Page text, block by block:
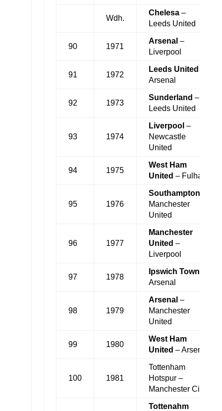
Wdh.
Chelesa–
Leeds United
90 1971
Arsenal –
Liverpool
91 1972
Leeds United
Arsenal
92 1973
Sunderland –
Leeds United
93 1974
Liverpool –
Newcastle
United
94 1975
West Ham
United – Fulham
95 1976
Southampton
Manchester
United
96 1977
Manchester
United –
Liverpool
97 1978
pswich Town
Arsenal
98 1979
Arsenal –
Manchester
United
99 1980
West Ham
United – Arsenal
100 1981
Tottenham
Hotspur –
Manchester City
Tottenahm